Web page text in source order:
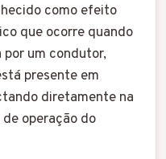
como efeito
que ocorre quando
um condutor,
presente em
diretamente na
operação do